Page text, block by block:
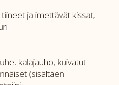
ja imettävät kissat,
kalajauho, kuivatut
(sisältäen